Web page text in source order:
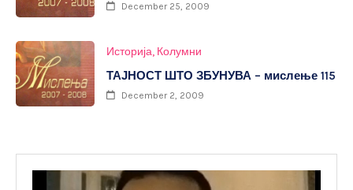
December 25, 2009
Историја Колумни
ТАЈНОСТ ШТО ЗБУНУВА – мислење 115
December 2, 2009